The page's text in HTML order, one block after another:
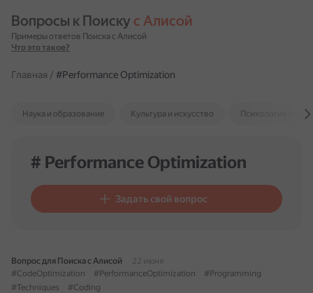
Вопросы к Поиску с Алисой
Примеры ответов Поиска с Алисой
Что это такое?
Главная / #Performance Optimization
Наука и образование Культура и искусство Психология и
# Performance Optimization
Задать свой вопрос
Вопрос для Поиска с Алисой
22 июня
#CodeOptimization
#PerformanceOptimization
#Programming
#Techniques
#Coding